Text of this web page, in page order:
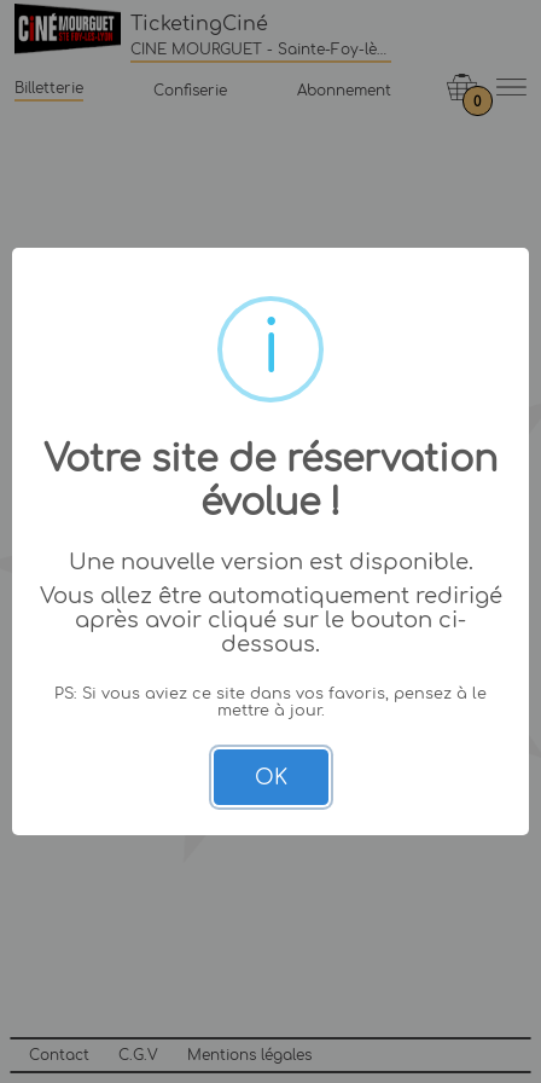
TicketingCiné
CINE MOURGUET - Sainte-Foy-lès-Lyon
Billetterie Confiserie Abonnement
0
Contact C.G.V Mentions légales
Votre site de réservation
évolue !
Une nouvelle version est disponible.
Vous allez être automatiquement redirigé
après avoir cliqué sur le bouton ci-
dessous.
PS: Si vous aviez ce site dans vos favoris, pensez à le
mettre à jour.
OK